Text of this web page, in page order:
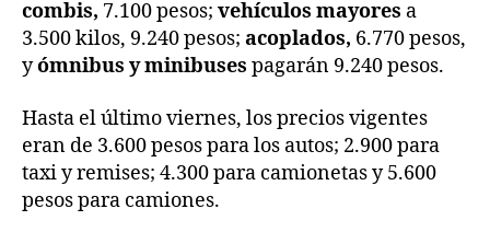
combis, 7.100 pesos; vehículos mayores a
3.500 kilos, 9.240 pesos; acoplados, 6.770 pesos,
yómnibus y minibuses pagarán 9.240 pesos.
Hasta el último viernes, los precios vigentes
eran de 3.600 pesos para los autos; 2.900 para
taxi y remises; 4.300 para camionetas y 5.600
pesos para camiones.